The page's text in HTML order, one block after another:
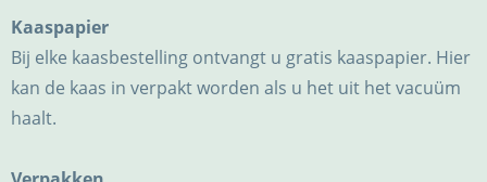
Kaaspapier
Bij elke kaasbestelling ontvangt u gratis kaaspapier. Hier
kan de kaas in verpakt worden als u het uit het vacuüm
haalt.